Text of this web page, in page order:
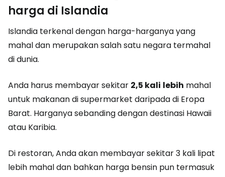
harga di Islandia
Islandia terkenal dengan harga-harganya yang
mahal dan merupakan salah satu negara termahal
di dunia.
Anda harus membayar sekitar 2,5 kali lebih mahal
untuk makanan di supermarket daripada di Eropa
Barat. Harganya sebanding dengan destinasi Hawaii
atau Karibia.
Di restoran, Anda akan membayar sekitar 3 kali lipat
lebih mahal dan bahkan harga bensin pun termasuk